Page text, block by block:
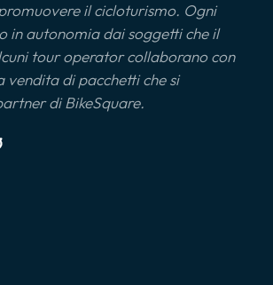
il cicloturismo. Ogni
in autonomia dai soggetti che il
tour operator collaborano con
vendita di pacchetti che si
di BikeSquare.